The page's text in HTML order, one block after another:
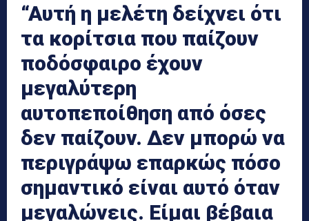
“Αυτή η μελέτη δείχνει ότι
τα κορίτσια που παίζουν
ποδόσφαιρο έχουν
μεγαλύτερη
αυτοπεποίθηση από όσες
δεν παίζουν. Δεν μπορώ να
περιγράψω επαρκώς πόσο
σημαντικό είναι αυτό όταν
μεγαλώνεις. Είμαι βέβαια